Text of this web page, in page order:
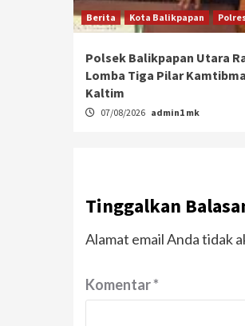
Berita Kota Balikpapan
Polsek Balikpapan Utara
Lomba Tiga Pilar
Kaltim
07/08/2026 admin1 mk
Tinggalkan
Alamat email Anda tidak
Komentar*